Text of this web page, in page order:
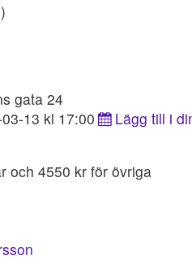
gata 24
13 kl 17:00
Lägg till i
och 4550 kr för övriga